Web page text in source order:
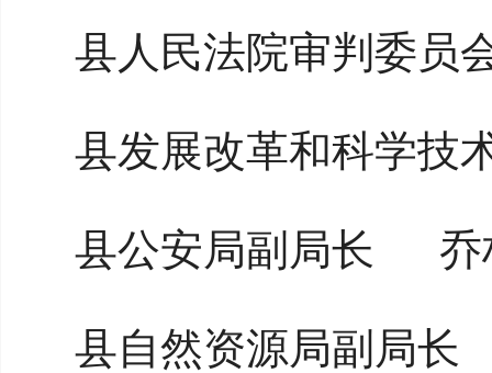
县人民法院审判委员
县发展改革和科学技
县公安局副局长
县自然资源局副局长